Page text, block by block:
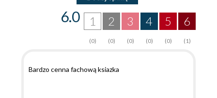
6
(1)
5
(0)
4
(0)
3
(0)
2
(0)
1
(0)
6.0
Bardzo cenna fachową ksiazka